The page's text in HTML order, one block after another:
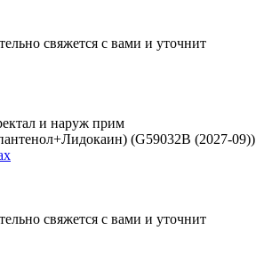
свяжется с вами и уточнит
и наруж прим
(G59032B (2027-09))
свяжется с вами и уточнит